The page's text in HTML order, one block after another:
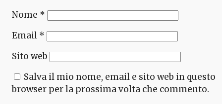
Nome *
Email *
Sito web
Salva il mio nome, email e sito web in questo
browser per la prossima volta che commento.